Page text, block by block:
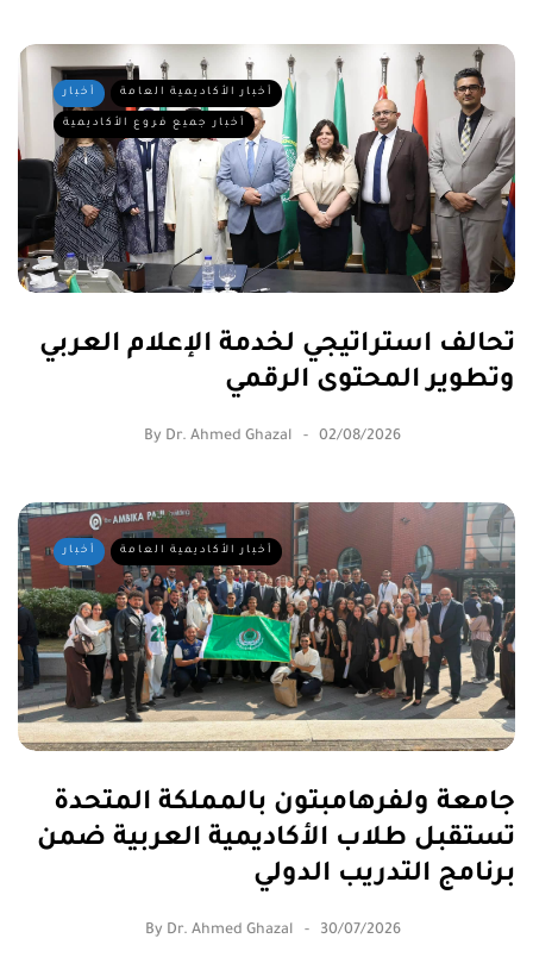
أخبار أخبار الأكاديمية العامة
أخبار جميع فروع الأكاديمية
تحالف استراتيجي لخدمة الإعلام العربي
وتطوير المحتوى الرقمي
By Dr. Ahmed Ghazal 02/08/2026
أخبار أخبار الأكاديمية العامة
جامعة ولفرهامبتون بالمملكة المتحدة
تستقبل طلاب الأكاديمية العربية ضمن
برنامج التدريب الدولي
By Dr. Ahmed Ghazal 30/07/2026